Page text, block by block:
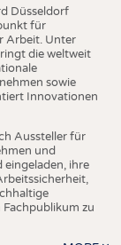
Düsseldorf
für
Arbeit. Unter
die weltweit
sowie
Innovationen
Aussteller für
und
eingeladen, ihre
zu